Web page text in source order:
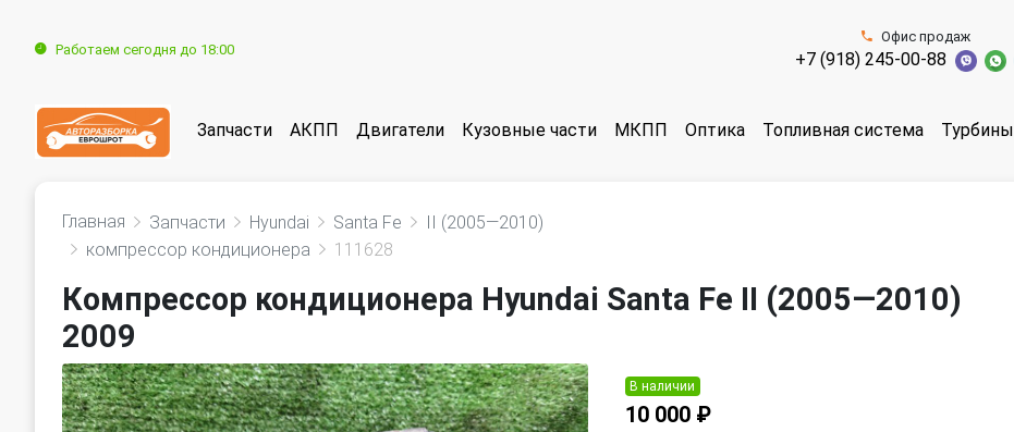
Работаем сегодня до 18:00
Офис продаж
+7 (918) 245-00-88
Запчасти АКПП Двигатели Кузовные части МКПП Оптика Топливная система Турбины
Главная Запчасти Hyundai Santa Fe
II (2005—2010)
компрессор кондиционера
111628
Компрессор кондиционера Hyundai Santa Fe II (2005—2010)
2009
В наличии
10 000 ₽